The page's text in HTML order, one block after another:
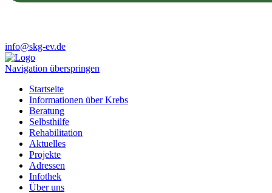
info@skg-ev.de
Navigation überspringen
Startseite
Informationen über Krebs
Beratung
Selbsthilfe
Rehabilitation
Aktuelles
Projekte
Adressen
Infothek
Über uns